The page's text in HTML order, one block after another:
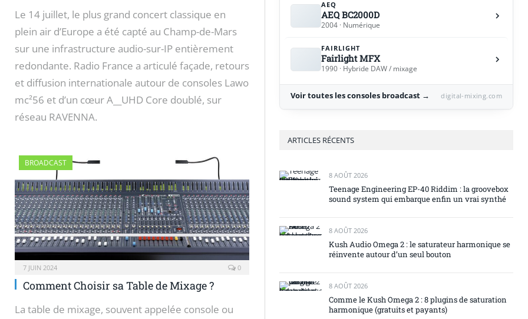
Le 14 juillet, le plus grand concert classique en
plein air d’Europe a été capté au Champ-de-Mars
sur une infrastructure audio-sur-IP entièrement
redondante. Radio France a articulé façade, retours
et diffusion internationale autour de consoles Lawo
mc²56 et d’un cœur A__UHD Core doublé, sur
réseau RAVENNA.
BROADCAST
7 JUIN 2024 0
Comment Choisir sa Table de Mixage ?
La table de mixage, souvent appelée console ou
AEQ
AEQ BC2000D
2004 · Numérique
FAIRLIGHT
Fairlight MFX
1990 · Hybride DAW / mixage
Voir toutes les consoles broadcast → digital-mixing.com
ARTICLES RÉCENTS
8 AOÛT 2026
Teenage Engineering EP-40 Riddim : la groovebox
sound system qui embarque enfin un vrai synthé
8 AOÛT 2026
Kush Audio Omega 2 : le saturateur harmonique se
réinvente autour d’un seul bouton
8 AOÛT 2026
Comme le Kush Omega 2 : 8 plugins de saturation
harmonique (gratuits et payants)